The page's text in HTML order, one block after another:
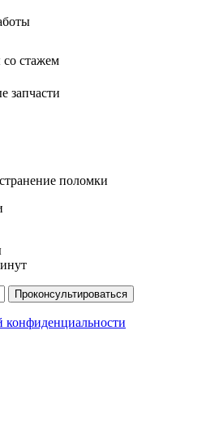
стажем
запчасти
поломки
Проконсультироваться
конфиденциальности